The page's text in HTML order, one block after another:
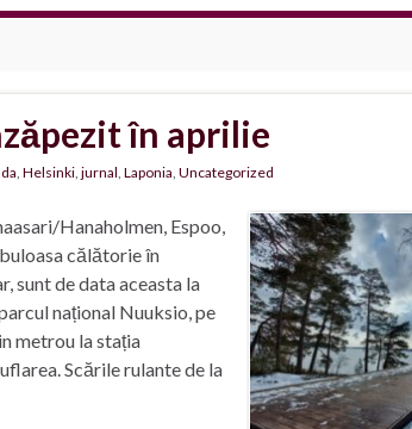
în aprilie
, Helsinki, jurnal, Laponia, Uncategorized
Hanaholmen, Espoo,
călătorie în
sunt de data aceasta la
național Nuuksio, pe
metrou la stația
Scările rulante de la